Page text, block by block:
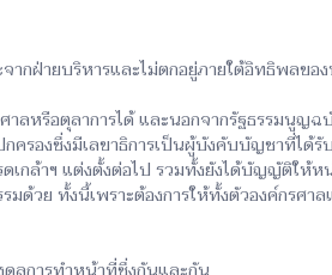
กฝ่ายบริหารและไม่ตกอยู่ภายใต้อิทธิพลขอ
ลหรือตุลาการได้ และนอกจากรัฐธรรมนูญฉ
รองซึ่งมีเลขาธิการเป็นผู้บังคับบัญชาที่ได้รั
เกล้าฯ แต่งตั้งต่อไป รวมทั้งยังได้บัญญัติให้ห
ด้วย ทั้งนี้เพราะต้องการให้ทั้งตัวองค์กรศาล